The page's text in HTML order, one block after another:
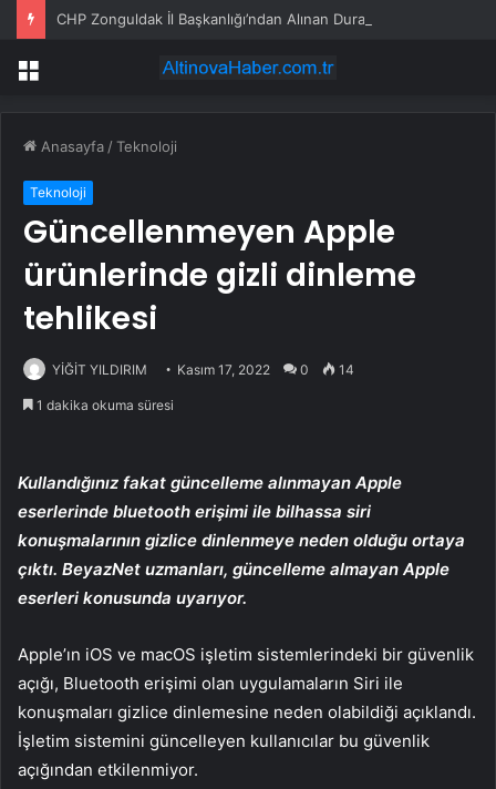
Menü
Anasayfa /Teknoloji
Teknoloji
Güncellenmeyen Apple
ürünlerinde gizli dinleme
tehlikesi
YİĞİT YILDIRIM Kasım 17, 2022 0 14
1 dakika okuma süresi
Kullandığınız fakat güncelleme alınmayan Apple
eserlerinde bluetooth erişimi ile bilhassa siri
konuşmalarının gizlice dinlenmeye neden olduğu ortaya
çıktı. BeyazNet uzmanları, güncelleme almayan Apple
eserleri konusunda uyarıyor.
Apple’ın iOS ve macOS işletim sistemlerindeki bir güvenlik
açığı, Bluetooth erişimi olan uygulamaların Siri ile
konuşmaları gizlice dinlemesine neden olabildiği açıklandı.
İşletim sistemini güncelleyen kullanıcılar bu güvenlik
açığından etkilenmiyor.